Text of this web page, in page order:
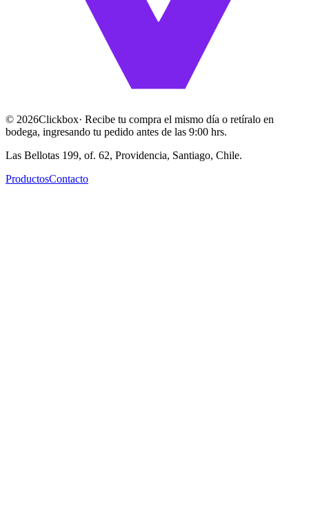
© 2026Clickbox· Recibe tu compra el mismo día o retíralo en
bodega, ingresando tu pedido antes de las 9:00 hrs.
Las Bellotas 199, of. 62, Providencia, Santiago, Chile.
ProductosContacto